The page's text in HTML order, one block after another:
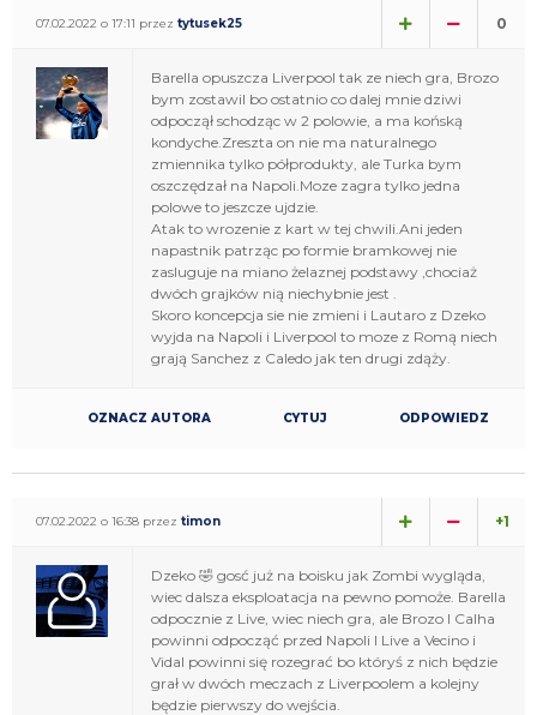
07.02.2022 o 17:11 przez tytusek25 0
Barella opuszcza Liverpool tak ze niech gra, Brozo
bym zostawil bo ostatnio co dalej mnie dziwi
odpoczął schodząc w 2 polowie, a ma końską
kondyche.Zreszta on nie ma naturalnego
zmiennika tylko półprodukty, ale Turka bym
oszczędzał na Napoli.Moze zagra tylko jedna
polowe to jeszcze ujdzie.
Atak to wrozenie z kart w tej chwili.Ani jeden
napastnik patrząc po formie bramkowej nie
zasluguje na miano żelaznej podstawy ,chociaż
dwóch grajków nią niechybnie jest .
Skoro koncepcja sie nie zmieni i Lautaro z Dzeko
wyjda na Napoli i Liverpool to moze z Romą niech
grają Sanchez z Caledo jak ten drugi zdąży.
OZNACZ AUTORA CYTUJ ODPOWIEDZ
07.02.2022 o 16:38 przez timon +1
Dzeko 🤣 gosć już na boisku jak Zombi wygląda,
wiec dalsza eksploatacja na pewno pomoże. Barella
odpocznie z Live, wiec niech gra, ale Brozo I Calha
powinni odpocząć przed Napoli I Live a Vecino i
Vidal powinni się rozegrać bo któryś z nich będzie
grał w dwóch meczach z Liverpoolem a kolejny
będzie pierwszy do wejścia.